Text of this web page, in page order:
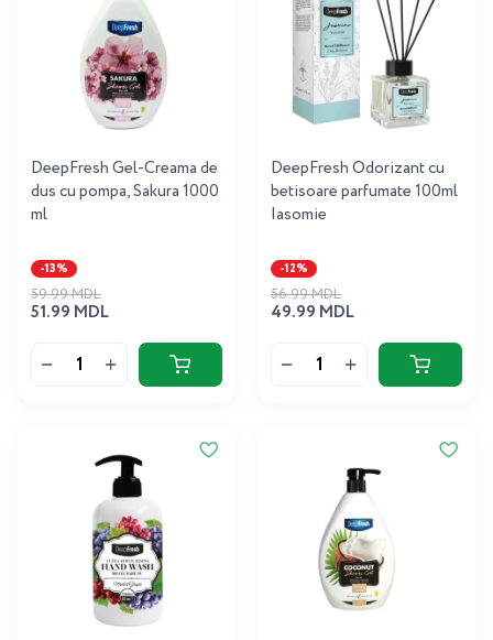
DeepFresh Gel-Creama de
dus cu pompa, Sakura 1000
ml
-13%
51.99 MDL
59.99 MDL
DeepFresh Odorizant cu
betisoare parfumate 100ml
Iasomie
-12%
49.99 MDL
56.99 MDL